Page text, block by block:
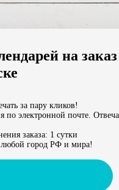
миру
на
за пару кликов!
по электронной почте.
заказа: 1 сутки
город РФ и мира!